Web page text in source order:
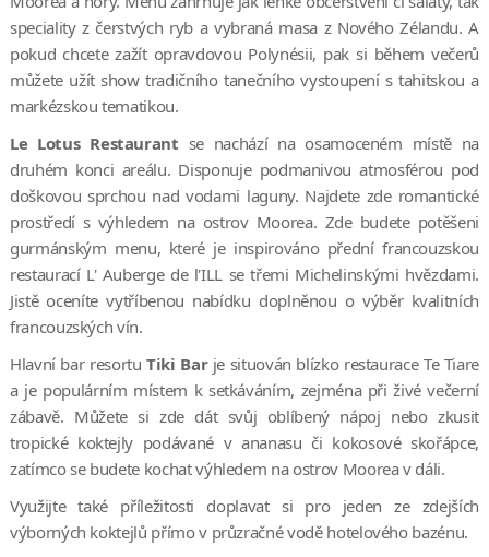
speciality z čerstvých ryb a vybraná masa z Nového Zélandu. A
pokud chcete zažít opravdovou Polynésii, pak si během večerů
můžete užít show tradičního tanečního vystoupení s tahitskou a
markézskou tematikou.
Le Lotus Restaurant se nachází na osamoceném místě na
druhém konci areálu. Disponuje podmanivou atmosférou pod
doškovou sprchou nad vodami laguny. Najdete zde romantické
prostředí s výhledem na ostrov Moorea. Zde budete potěšeni
gurmánským menu, které je inspirováno přední francouzskou
restaurací L' Auberge de l'ILL se třemi Michelinskými hvězdami.
Jistě oceníte vytříbenou nabídku doplněnou o výběr kvalitních
francouzských vín.
Hlavní bar resortuTiki Barje situován blízko restaurace Te Tiare
a je populárním místem k setkáváním, zejména při živé večerní
zábavě. Můžete si zde dát svůj oblíbený nápoj nebo zkusit
tropické koktejly podávané v ananasu či kokosové skořápce,
zatímco se budete kochat výhledem na ostrov Moorea v dáli.
Využijte také příležitosti doplavat si pro jeden ze zdejších
výborných koktejlů přímo v průzračné vodě hotelového bazénu.